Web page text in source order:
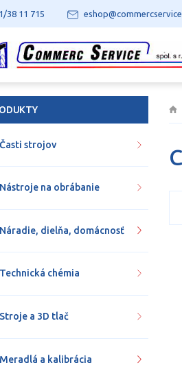
Časti strojov
Nástroje na obrábanie
Náradie, dielňa, domácnosť
Technická chémia
Stroje a 3D tlač
Meradlá a kalibrácia
38 11 715